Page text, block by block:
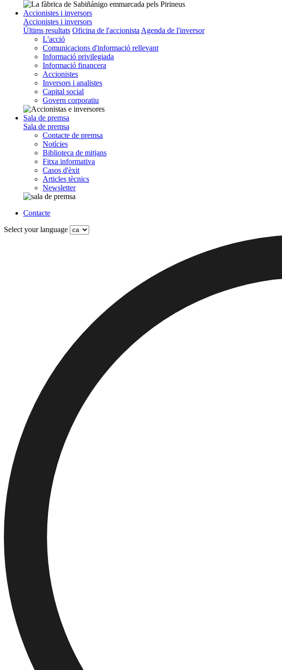
Accionistes i inversors
Accionistes i inversors
Últims resultats Oficina de l'accionista Agenda de l'inversor
L'acció
Comunicacions d'informació rellevant
Informació privilegiada
Informació financera
Accionistes
Inversors i analistes
Capital social
Govern corporatiu
Sala de premsa
Sala de premsa
Contacte de premsa
Notícies
Biblioteca de mitjans
Fitxa informativa
Casos d'èxit
Articles tècnics
Newsletter
Contacte
Select your language